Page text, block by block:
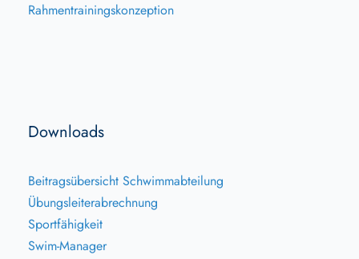
Rahmentrainingskonzeption
Downloads
Beitragsübersicht Schwimmabteilung
Übungsleiterabrechnung
Sportfähigkeit
Swim-Manager